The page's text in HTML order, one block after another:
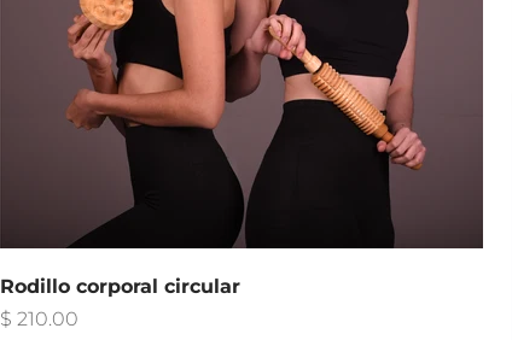
Rodillo corporal circular
Precio de oferta
$ 210.00